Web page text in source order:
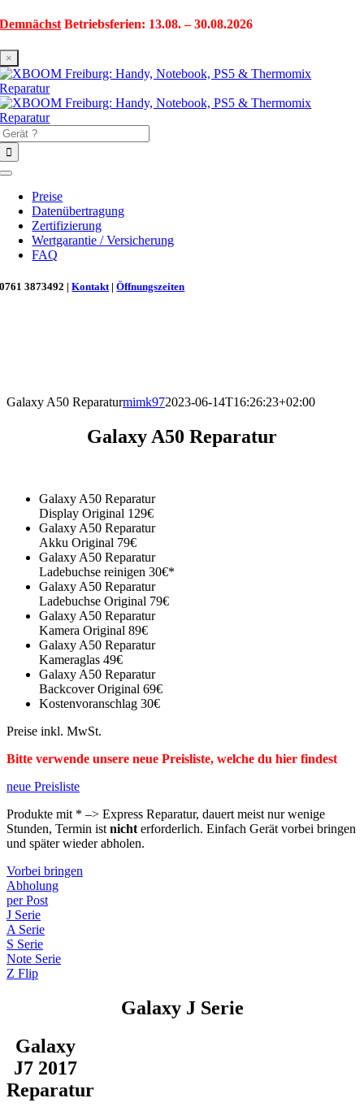
Zum
springen
Demnächst Betriebsferien: 13.08. – 30.08.2026
×
Toggle
Navigation
Preise
Datenübertragung
Zertifizierung
Wertgarantie / Versicherung
FAQ
0761 3873492 |Kontakt |Öffnungszeiten
Galaxy A50 Reparaturmimk972023-06-14T16:26:23+02:00
Galaxy A50 Reparatur
Galaxy A50 Reparatur
Display Original 129€
Galaxy A50 Reparatur
Akku Original 79€
Galaxy A50 Reparatur
Ladebuchse reinigen 30€*
Galaxy A50 Reparatur
Ladebuchse Original 79€
Galaxy A50 Reparatur
Kamera Original 89€
Galaxy A50 Reparatur
Kameraglas 49€
Galaxy A50 Reparatur
Backcover Original 69€
Kostenvoranschlag 30€
Preise inkl. MwSt.
Bitte verwende unsere neue Preisliste, welche du hier findest
neue Preisliste
Produkte mit * –> Express Reparatur, dauert meist nur wenige
Stunden, Termin ist nicht erforderlich. Einfach Gerät vorbei bringen
und später wieder abholen.
Vorbei bringen
Abholung
per Post
J Serie
A Serie
S Serie
Note Serie
Z Flip
Galaxy J Serie
Galaxy
J7 2017
Reparatur